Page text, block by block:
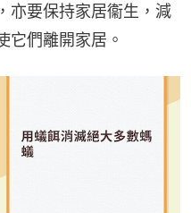
亦要保持家居衞生，減
它們離開家居。